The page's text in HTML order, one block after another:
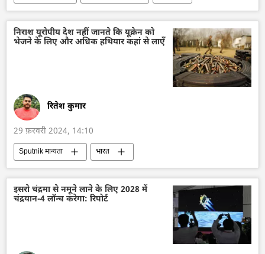
रूस का विकास
विशेष सैन्य अभियान
डोनबास
चुनाव 2024 चुनाव
निराश यूरोपीय देश नहीं जानते कि यूक्रेन को
भेजने के लिए और अधिक हथियार कहां से लाएँ
रितेश कुमार
29 फ़रवरी 2024, 14:10
Sputnik मान्यता
भारत
रक्षा मंत्रालय (MoD)
रक्षा उत्पादों का निर्यात
रक्षा-पंक्ति
मानवीय सहायता
सैन्य सहायता
सैनिक सहायता
इसरो चंद्रमा से नमूने लाने के लिए 2028 में
चंद्रयान-4 लॉन्च करेगा: रिपोर्ट